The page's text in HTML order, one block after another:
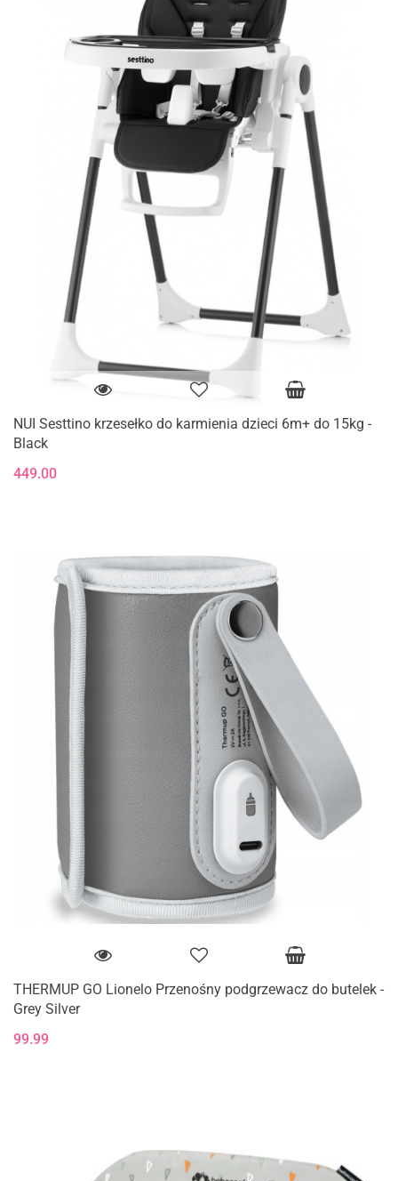
NUI Sesttino krzesełko do karmienia dzieci 6m+ do 15kg -
Black
449.00
THERMUP GO Lionelo Przenośny podgrzewacz do butelek -
Grey Silver
99.99